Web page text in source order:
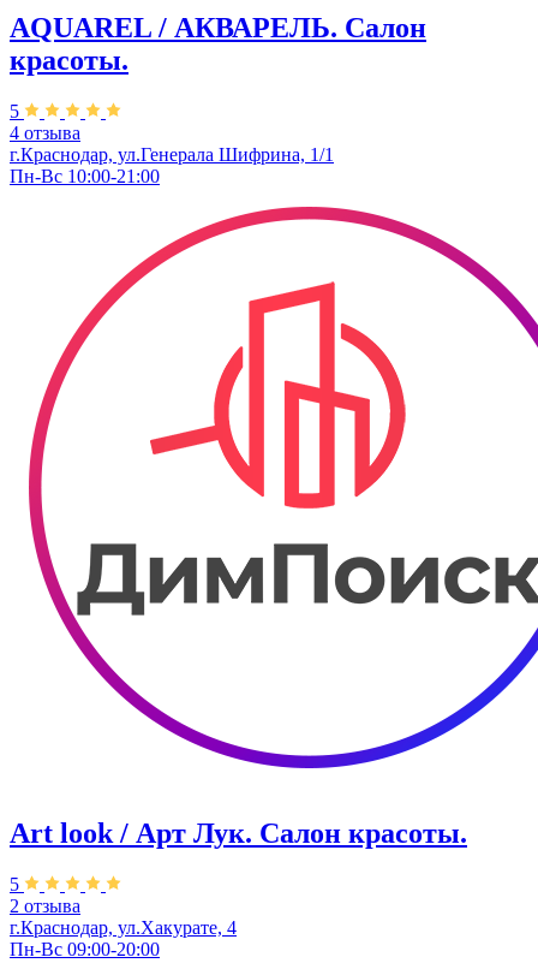
AQUAREL / АКВАРЕЛЬ. Салон
красоты.
5
4 отзыва
г.Краснодар, ул.Генерала Шифрина, 1/1
Пн-Вс 10:00-21:00
Art look / Арт Лук. Салон красоты.
5
2 отзыва
г.Краснодар, ул.Хакурате, 4
Пн-Вс 09:00-20:00